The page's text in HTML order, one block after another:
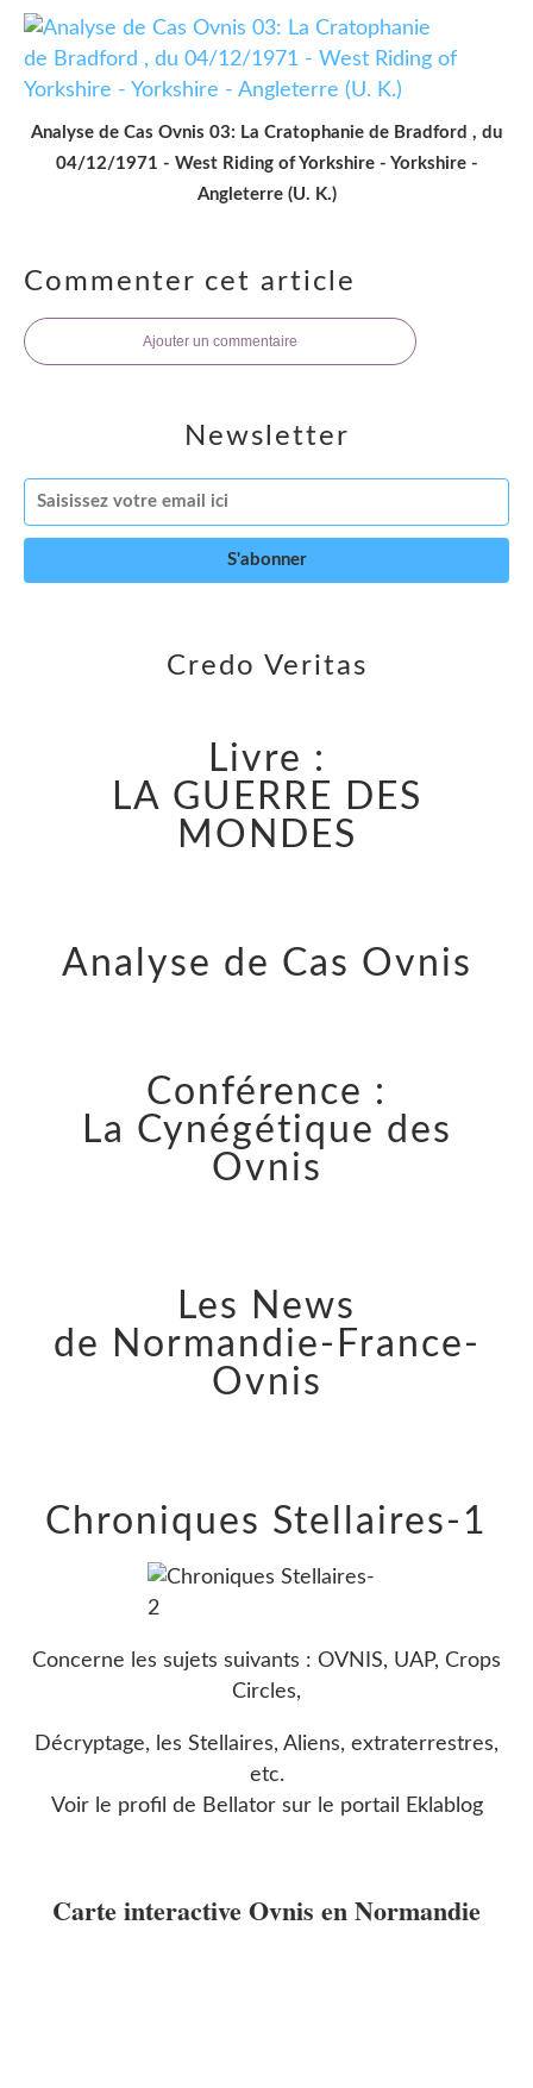
Analyse de Cas Ovnis 03: La Cratophanie de Bradford , du
04/12/1971 - West Riding of Yorkshire - Yorkshire -
Angleterre (U. K.)
Commenter cet article
Ajouter un commentaire
Newsletter
Credo Veritas
Livre :
LA GUERRE DES
MONDES
Analyse de Cas Ovnis
Conférence :
La Cynégétique des
Ovnis
Les News
de Normandie-France-
Ovnis
Chroniques Stellaires-1
Concerne les sujets suivants : OVNIS, UAP, Crops
Circles,
Décryptage, les Stellaires, Aliens, extraterrestres,
etc.
Voir le profil de Bellator sur le portail Eklablog
Carte interactive Ovnis en Normandie